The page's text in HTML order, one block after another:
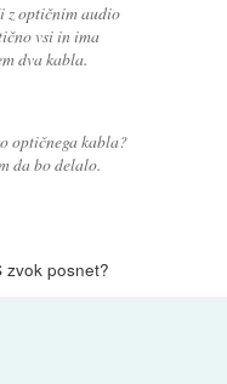
z optičnim audio
vsi in ima
dva kabla.
optičnega kabla?
da bo delalo.
zvok posnet?